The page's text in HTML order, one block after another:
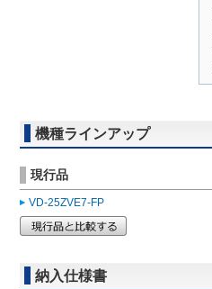
機種ラインアップ
現行品
VD-25ZVE7-FP
納入仕様書